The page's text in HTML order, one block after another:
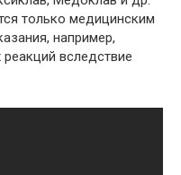
только медицинским
например,
вследствие